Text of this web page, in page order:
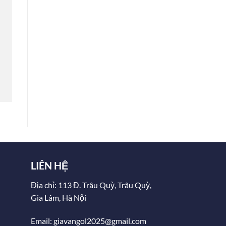
LIÊN HỆ
Địa chỉ: 113 Đ. Trâu Quỳ, Trâu Quỳ,
Gia Lâm, Hà Nội
Email: giavangol2025@gmail.com